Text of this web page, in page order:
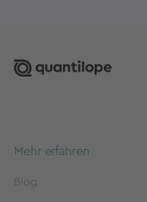
Mehr erfahren
Blog